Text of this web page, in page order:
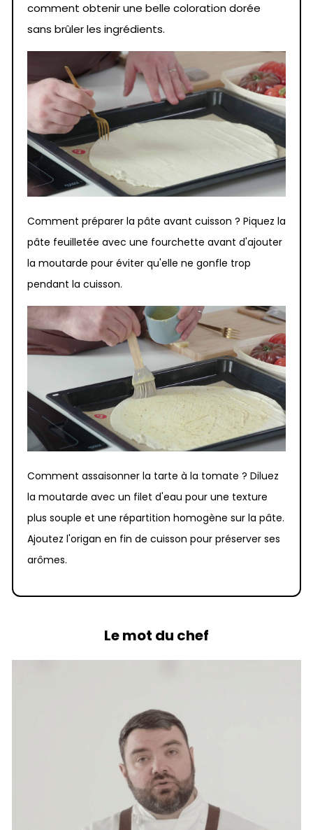
comment obtenir une belle coloration dorée
sans brûler les ingrédients.
Comment préparer la pâte avant cuisson ? Piquez la
pâte feuilletée avec une fourchette avant d'ajouter
la moutarde pour éviter qu'elle ne gonfle trop
pendant la cuisson.
Comment assaisonner la tarte à la tomate ? Diluez
la moutarde avec un filet d'eau pour une texture
plus souple et une répartition homogène sur la pâte.
Ajoutez l'origan en fin de cuisson pour préserver ses
arômes.
Le mot du chef